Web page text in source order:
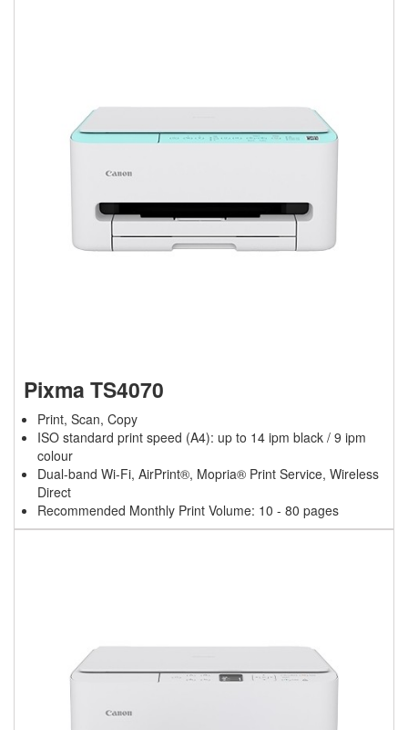
Pixma TS4070
Print, Scan, Copy
ISO standard print speed (A4): up to 14 ipm black / 9 ipm
colour
Dual-band Wi-Fi, AirPrint®, Mopria® Print Service, Wireless
Direct
Recommended Monthly Print Volume: 10 - 80 pages